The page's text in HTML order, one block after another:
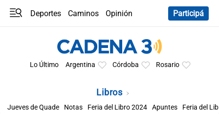
Deportes Caminos
Opinión
Participá
Lo Último Argentina Córdoba Rosario
Libros
Jueves de Quade Notas Feria del Libro 2024 Apuntes Feria del